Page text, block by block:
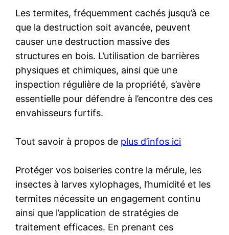
Les termites, fréquemment cachés jusqu’à ce
que la destruction soit avancée, peuvent
causer une destruction massive des
structures en bois. L’utilisation de barrières
physiques et chimiques, ainsi que une
inspection régulière de la propriété, s’avère
essentielle pour défendre à l’encontre des ces
envahisseurs furtifs.
Tout savoir à propos de plus d’infos ici
Protéger vos boiseries contre la mérule, les
insectes à larves xylophages, l’humidité et les
termites nécessite un engagement continu
ainsi que l’application de stratégies de
traitement efficaces. En prenant ces